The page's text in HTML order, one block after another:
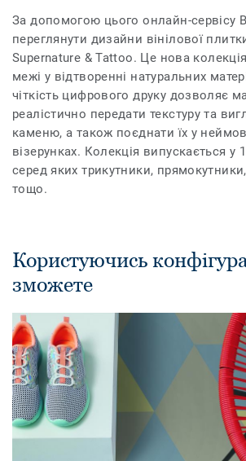
За допомогою цього онлайн-сервісу
переглянути дизайни вінілової плитки
Supernature & Tattoo. Це нова
межі у відтворенні натуральних
чіткість цифрового друку дозволяє
реалістично передати текстуру та
каменю, а також поєднати їх у
візерунках. Колекція випускається у
серед яких трикутники,
тощо.
Користуючись
зможете